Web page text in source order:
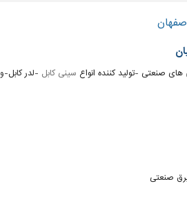
های صنعتی -تولید کننده انواع سینی کابل -لدر کابل-و
صنعتی